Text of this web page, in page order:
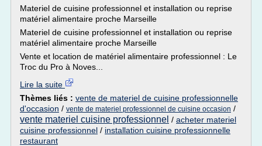
Materiel de cuisine professionnel et installation ou reprise
matériel alimentaire proche Marseille
Materiel de cuisine professionnel et installation ou reprise
matériel alimentaire proche Marseille
Vente et location de matériel alimentaire professionnel : Le
Troc du Pro à Noves...
Lire la suite
Thèmes liés : vente de materiel de cuisine professionnelle
d'occasion / vente de materiel professionnel de cuisine occasion /
vente materiel cuisine professionnel / acheter materiel
cuisine professionnel / installation cuisine professionnelle
restaurant